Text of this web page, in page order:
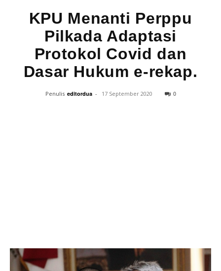
KPU Menanti Perppu
Pilkada Adaptasi
Protokol Covid dan
Dasar Hukum e-rekap.
Penulis editordua - 17 September 2020 0